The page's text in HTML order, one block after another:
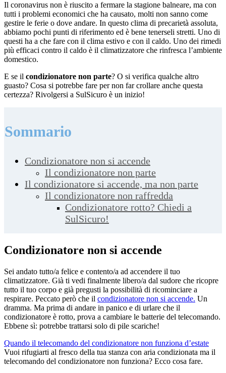
Il coronavirus non è riuscito a fermare la stagione balneare, ma con
tutti i problemi economici che ha causato, molti non sanno come
gestire le ferie o dove andare. In questo clima di precarietà assoluta,
abbiamo pochi punti di riferimento ed è bene tenerseli stretti. Uno di
questi ha a che fare con il clima estivo e con il caldo. Uno dei rimedi
più efficaci contro il caldo è il climatizzatore che rinfresca l’ambiente
domestico.
E se il condizionatore non parte? O si verifica qualche altro
guasto? Cosa si potrebbe fare per non far crollare anche questa
certezza? Rivolgersi a SulSicuro è un inizio!
Sommario
Condizionatore non si accende
Il condizionatore non parte
Il condizionatore si accende, ma non parte
Il condizionatore non raffredda
Condizionatore rotto? Chiedi a
SulSicuro!
Condizionatore non si accende
Sei andato tutto/a felice e contento/a ad accendere il tuo
climatizzatore. Già ti vedi finalmente libero/a dal sudore che ricopre
tutto il tuo corpo e già pregusti la possibilità di ricominciare a
respirare. Peccato però che il condizionatore non si accende. Un
dramma. Ma prima di andare in panico e di urlare che il
condizionatore è rotto, prova a cambiare le batterie del telecomando.
Ebbene sì: potrebbe trattarsi solo di pile scariche!
Quando il telecomando del condizionatore non funziona d’estate
Vuoi rifugiarti al fresco della tua stanza con aria condizionata ma il
telecomando del condizionatore non funziona? Ecco cosa fare.